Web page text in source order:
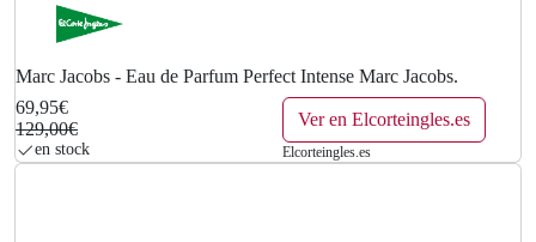
€
.
Marc Jacobs - Eau de Parfum Perfect Intense Marc Jacobs.
69,95€
129,00€
en stock
Ver en Elcorteingles.es
Elcorteingles.es